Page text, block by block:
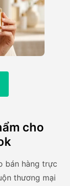
cho
bán hàng trực
thương mại